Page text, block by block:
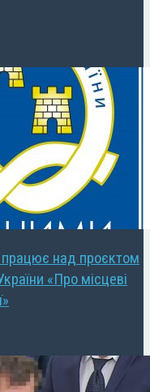
працює над проєктом
«Про місцеві